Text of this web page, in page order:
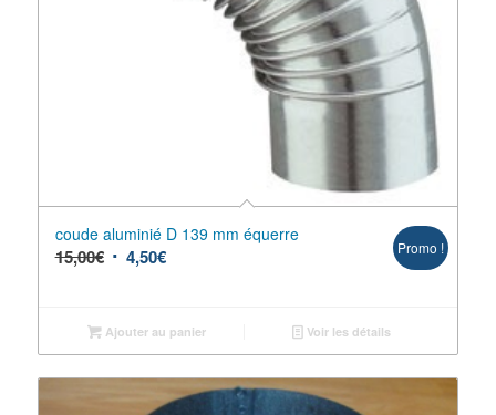
coude aluminié D 139 mm équerre
15,00€ 4,50€ Promo !
Ajouter au panier Voir les détails